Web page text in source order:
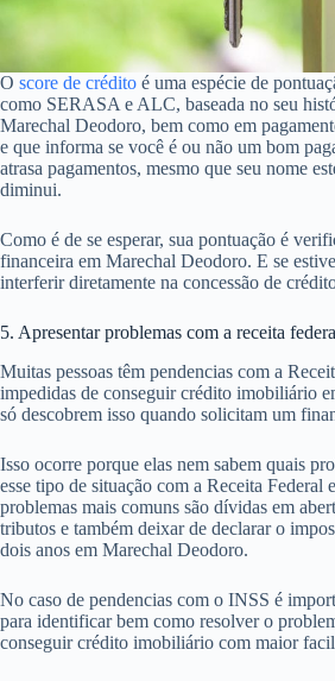
O score de crédito é uma espécie de
como SERASA e ALC, baseada no seu
Marechal Deodoro, bem como em
e que informa se você é ou não um bom
atrasa pagamentos, mesmo que seu nome
diminui.
Como é de se esperar, sua pontuação é
financeira em Marechal Deodoro. E se
interferir diretamente na concessão de
5. Apresentar problemas com a receita
Muitas pessoas têm pendencias com a
impedidas de conseguir crédito imobiliário
só descobrem isso quando solicitam um
Isso ocorre porque elas nem sabem quais
esse tipo de situação com a Receita
problemas mais comuns são dívidas em
tributos e também deixar de declarar o
dois anos em Marechal Deodoro.
No caso de pendencias com o INSS é
para identificar bem como resolver o
conseguir crédito imobiliário com maior